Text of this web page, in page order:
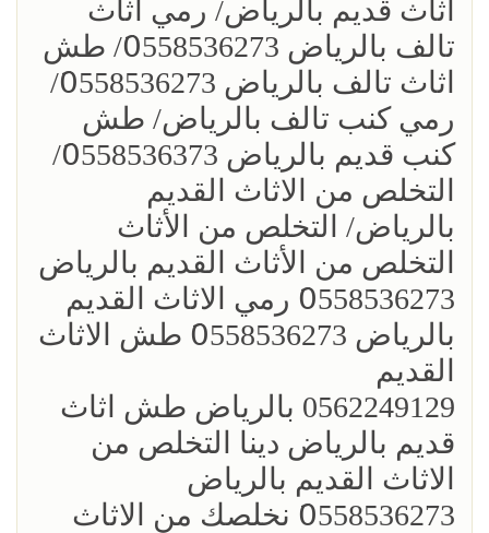
اثاث قديم بالرياض/ رمي أثاث
تالف بالرياض 0َ558536273/ طش
اثاث تالف بالرياض 0َ558536273/
رمي كنب تالف بالرياض/ طش
كنب قديم بالرياض 0َ558536373/
التخلص من الاثاث القديم
بالرياض/ التخلص من الأثاث
التخلص من الأثاث القديم بالرياض
0َ558536273 رمي الاثاث القديم
بالرياض 0َ558536273 طش الاثاث
القديم
0562249129 بالرياض طش اثاث
قديم بالرياض دينا التخلص من
الاثاث القديم بالرياض
0َ558536273 نخلصك من الاثاث